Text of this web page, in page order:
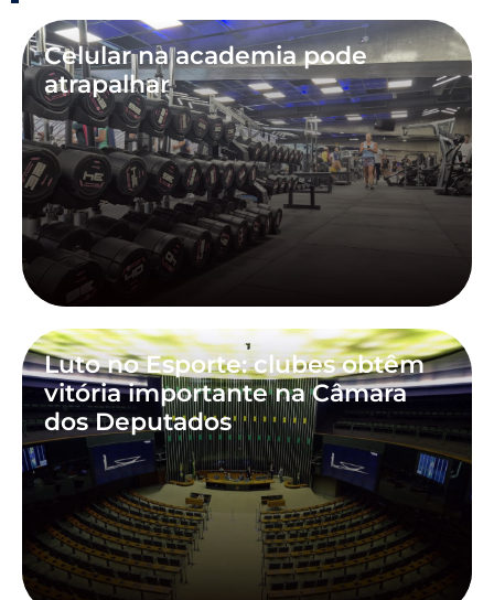
Celular na academia pode
atrapalhar
Luto no Esporte: clubes obtêm
vitória importante na Câmara
dos Deputados